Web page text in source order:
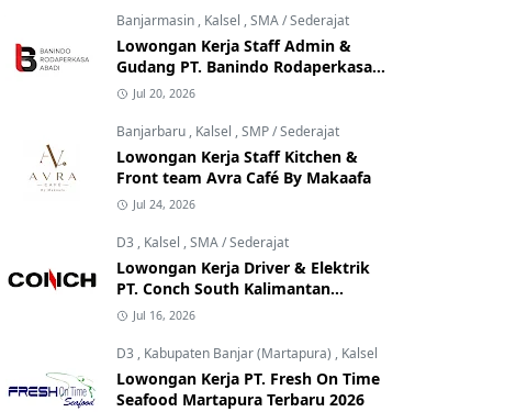
Banjarmasin , Kalsel ,SMA / Sederajat
Lowongan Kerja Staff Admin &
Gudang PT. Banindo Rodaperkasa
Abadi
Jul 20, 2026
Banjarbaru , Kalsel ,SMP / Sederajat
Lowongan Kerja Staff Kitchen &
Front team Avra Café By Makaafa
Jul 24, 2026
D3 , Kalsel ,SMA / Sederajat
Lowongan Kerja Driver & Elektrik
PT. Conch South Kalimantan
Cement
Jul 16, 2026
D3 , Kabupaten Banjar (Martapura) , Kalsel
Lowongan Kerja PT. Fresh On Time
Seafood Martapura Terbaru 2026